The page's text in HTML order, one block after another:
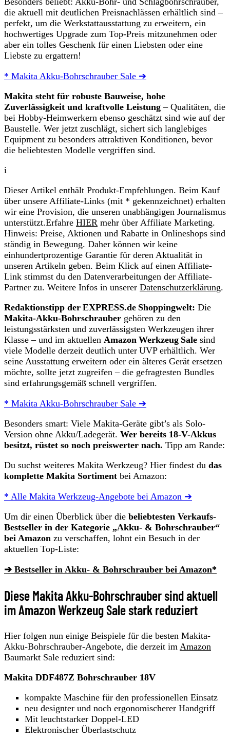
die aktuell mit deutlichen Preisnachlässen erhältlich sind –
perfekt, um die Werkstattausstattung zu erweitern, ein
hochwertiges Upgrade zum Top‑Preis mitzunehmen oder
aber ein tolles Geschenk für einen Liebsten oder eine
Liebste zu ergattern!
* Makita Akku-Bohrschrauber Sale ➔
Makita steht für robuste Bauweise, hohe
Zuverlässigkeit und kraftvolle Leistung – Qualitäten, die
bei Hobby‑Heimwerkern ebenso geschätzt sind wie auf der
Baustelle. Wer jetzt zuschlägt, sichert sich langlebiges
Equipment zu besonders attraktiven Konditionen, bevor
die beliebtesten Modelle vergriffen sind.
i
Dieser Artikel enthält Produkt-Empfehlungen. Beim Kauf
über unsere Affiliate-Links (mit * gekennzeichnet) erhalten
wir eine Provision, die unseren unabhängigen Journalismus
unterstützt.Erfahre HIER mehr über Affiliate Marketing.
Hinweis: Preise, Aktionen und Rabatte in Onlineshops sind
ständig in Bewegung. Daher können wir keine
einhundertprozentige Garantie für deren Aktualität in
unseren Artikeln geben. Beim Klick auf einen Affiliate-
Link stimmst du den Datenverarbeitungen der Affiliate-
Partner zu. Weitere Infos in unserer Datenschutzerklärung.
Redaktionstipp der EXPRESS.de Shoppingwelt: Die
Makita‑Akku‑Bohrschrauber gehören zu den
leistungsstärksten und zuverlässigsten Werkzeugen ihrer
Klasse – und im aktuellen Amazon Werkzeug Sale sind
viele Modelle derzeit deutlich unter UVP erhältlich. Wer
seine Ausstattung erweitern oder ein älteres Gerät ersetzen
möchte, sollte jetzt zugreifen – die gefragtesten Bundles
sind erfahrungsgemäß schnell vergriffen.
* Makita Akku-Bohrschrauber Sale ➔
Besonders smart: Viele Makita-Geräte gibt’s als Solo-
Version ohne Akku/Ladegerät. Wer bereits 18-V-Akkus
besitzt, rüstet so noch preiswerter nach. Tipp am Rande:
Du suchst weiteres Makita Werkzeug? Hier findest du das
komplette Makita Sortiment bei Amazon:
* Alle Makita Werkzeug-Angebote bei Amazon ➔
Um dir einen Überblick über die beliebtesten Verkaufs-
Bestseller in der Kategorie „Akku- & Bohrschrauber“
bei Amazon zu verschaffen, lohnt ein Besuch in der
aktuellen Top-Liste:
➔ Bestseller in Akku- & Bohrschrauber bei Amazon*
Diese Makita Akku-Bohrschrauber sind aktuell
im Amazon Werkzeug Sale stark reduziert
Hier folgen nun einige Beispiele für die besten Makita-
Akku-Bohrschrauber-Angebote, die derzeit im Amazon
Baumarkt Sale reduziert sind:
Makita DDF487Z Bohrschrauber 18V
kompakte Maschine für den professionellen Einsatz
neu designter und noch ergonomischerer Handgriff
Mit leuchtstarker Doppel-LED
Elektronischer Überlastschutz